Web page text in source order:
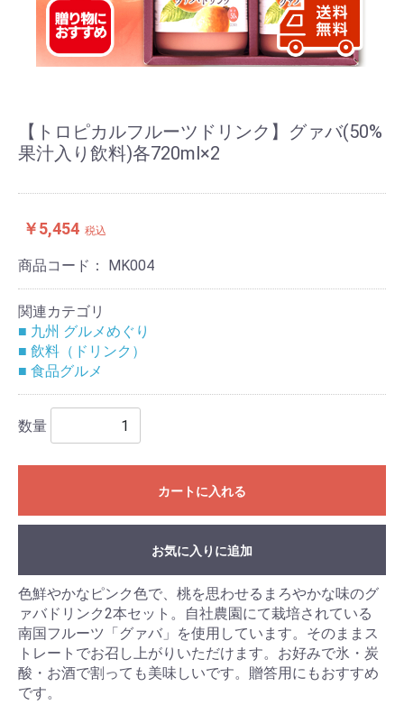
【トロピカルフルーツドリンク】グァバ(50%
果汁入り飲料)各720ml×2
￥5,454 税込
商品コード： MK004
関連カテゴリ
■ 九州 グルメめぐり
■ 飲料（ドリンク）
■ 食品グルメ
数量
カートに入れる
お気に入りに追加
色鮮やかなピンク色で、桃を思わせるまろやかな味のグ
ァバドリンク2本セット。自社農園にて栽培されている
南国フルーツ「グァバ」を使用しています。そのままス
トレートでお召し上がりいただけます。お好みで氷・炭
酸・お酒で割っても美味しいです。贈答用にもおすすめ
です。